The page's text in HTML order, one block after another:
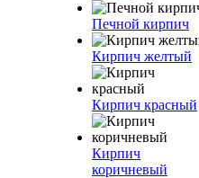
Печной кирпич
Кирпич желтый
Кирпич красный
Кирпич
коричневый